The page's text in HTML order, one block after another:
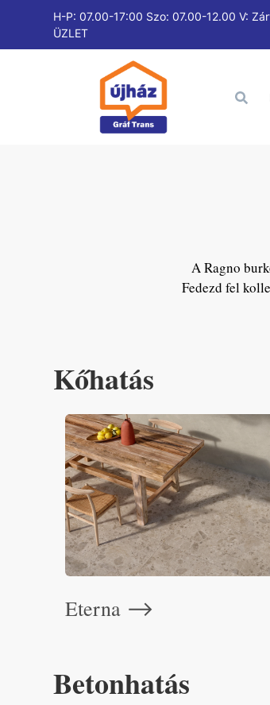
H-P: 07.00-17:00 Szo: 07.00-12.00 V:
ÜZLET
A Ragno
Fedezd fel
Kőhatás
Eterna ⟶
Betonhatás